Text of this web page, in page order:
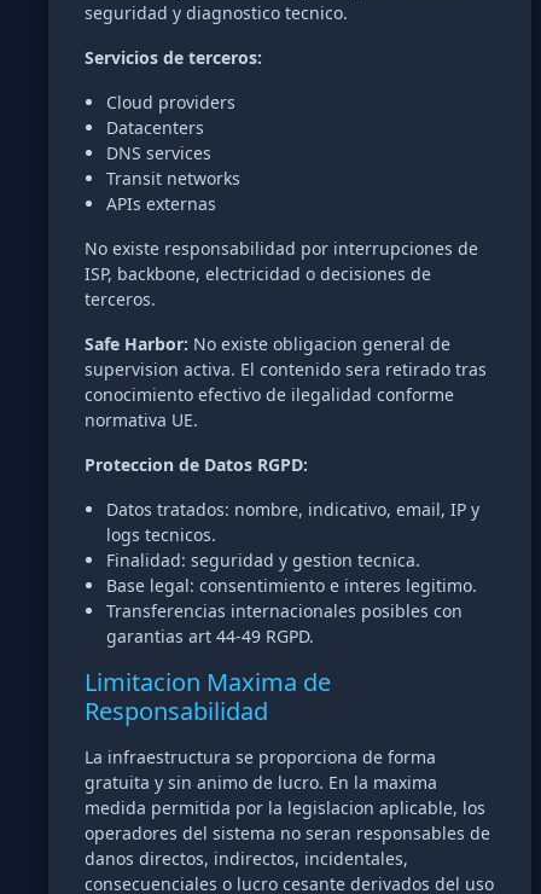
seguridad y diagnostico tecnico.
Servicios de terceros:
Cloud providers
Datacenters
DNS services
Transit networks
APIs externas
No existe responsabilidad por interrupciones de
ISP, backbone, electricidad o decisiones de
terceros.
Safe Harbor: No existe obligacion general de
supervision activa. El contenido sera retirado tras
conocimiento efectivo de ilegalidad conforme
normativa UE.
Proteccion de Datos RGPD:
Datos tratados: nombre, indicativo, email, IP y
logs tecnicos.
Finalidad: seguridad y gestion tecnica.
Base legal: consentimiento e interes legitimo.
Transferencias internacionales posibles con
garantias art 44-49 RGPD.
Limitacion Maxima de
Responsabilidad
La infraestructura se proporciona de forma
gratuita y sin animo de lucro. En la maxima
medida permitida por la legislacion aplicable, los
operadores del sistema no seran responsables de
danos directos, indirectos, incidentales,
consecuenciales o lucro cesante derivados del uso